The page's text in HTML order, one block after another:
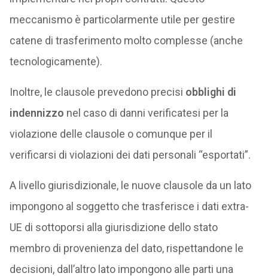
meccanismo è particolarmente utile per gestire
catene di trasferimento molto complesse (anche
tecnologicamente).
Inoltre, le clausole prevedono precisi obblighi di
indennizzo nel caso di danni verificatesi per la
violazione delle clausole o comunque per il
verificarsi di violazioni dei dati personali “esportati”.
A livello giurisdizionale, le nuove clausole da un lato
impongono al soggetto che trasferisce i dati extra-
UE di sottoporsi alla giurisdizione dello stato
membro di provenienza del dato, rispettandone le
decisioni, dall’altro lato impongono alle parti una